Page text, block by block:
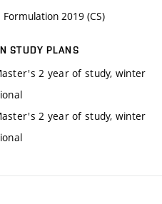
2019 (CS)
STUDY PLANS
2 year of study, winter
2 year of study, winter